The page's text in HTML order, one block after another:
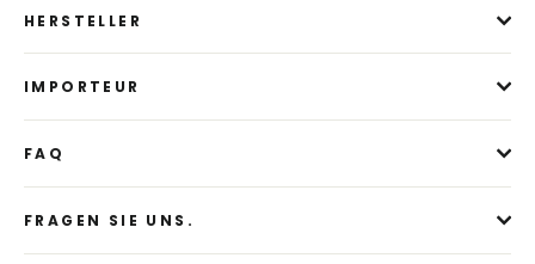
HERSTELLER
IMPORTEUR
FAQ
FRAGEN SIE UNS.